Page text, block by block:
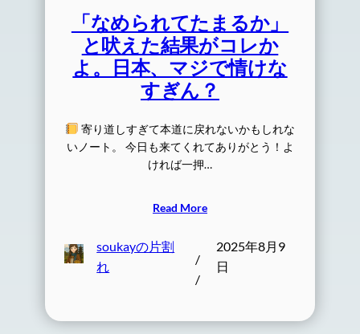
「なめられてたまるか」
と吠えた結果がコレか
よ。日本、マジで情けな
すぎん？
寄り道しすぎて本道に戻れないかもしれな
いノート。 今日も来てくれてありがとう！よ
ければ一押…
Read More
soukayの片割
れ
/
/
2025年8月9
日